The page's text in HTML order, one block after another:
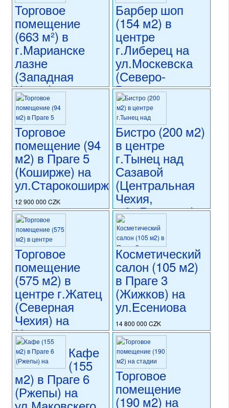
Торговое
помещение
(663 м²) в
г.Марианске
лазне
(Западная
Чехия) на
ул.Главни
Тржида
16 900 000 CZK
регион:Западная Чехия
раздел: объекты для
коммерческого использования
состояние: стандарт
номер объекта:20723
Барбер шоп
(154 м2) в
центре
г.Либерец на
ул.Москевска
(Северо-
Восточная
Чехия)
16 000 000 CZK
регион:Северо-Восточная
Чехия
раздел: объекты для
коммерческого использования
состояние: стандарт
номер объекта:
Торговое
помещение (94
м2) в Праге 5
(Коширже) на
ул.Старокоширжска
12 900 000 CZK
регион:Прага 5
раздел: объекты для
коммерческого использования
состояние: новостройка
номер объекта:20556
Бистро (200 м2)
в центре
г.Тынец над
Сазавой
(Центральная
Чехия,
обл.Бенешов)
13 450 000 CZK
регион:Центральная Чехия
раздел: объекты для
коммерческого использования
состояние: после
реконструкции
номер объекта:20526
Торговое
помещение
(575 м2) в
центре г.Жатец
(Северная
Чехия) на
Намнести
Свободы
14 000 000 CZK
регион:Северная Чехия
раздел: объекты для
коммерческого использования
состояние: после
Косметический
салон (105 м2)
в Праге 3
(Жижков) на
ул.Есениова
14 800 000 CZK
регион:Прага 3
раздел: объекты для
коммерческого использования
состояние: после
реконструкции
номер объекта:19980
Кафе
(155
м2) в Праге 6
(Ржепы) на
Торговое
помещение
(190 м2) на